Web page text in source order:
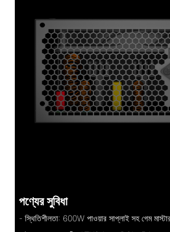
পণ্যের সুবিধা
- স্থিতিশীলতা: 600W পাওয়ার সাপ্লাই সহ গেম